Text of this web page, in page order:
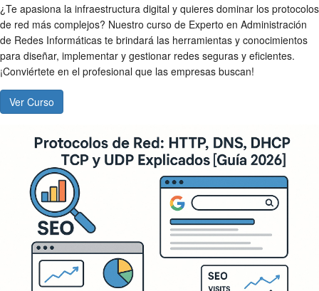
¿Te apasiona la infraestructura digital y quieres dominar los protocolos
de red más complejos? Nuestro curso de Experto en Administración
de Redes Informáticas te brindará las herramientas y conocimientos
para diseñar, implementar y gestionar redes seguras y eficientes.
¡Conviértete en el profesional que las empresas buscan!
Ver Curso